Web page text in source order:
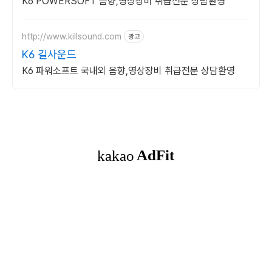
http://www.killsound.com 광고
K6 길사운드
K6 파워소프트 국내외 음향,영상장비 취급전문 상담환영